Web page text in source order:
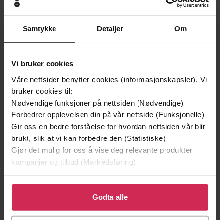
Samtykke Detaljer Om
Vi bruker cookies
Våre nettsider benytter cookies (informasjonskapsler). Vi
bruker cookies til:
Nødvendige funksjoner på nettsiden (Nødvendige)
Forbedrer opplevelsen din på vår nettside (Funksjonelle)
Gir oss en bedre forståelse for hvordan nettsiden vår blir
brukt, slik at vi kan forbedre den (Statistiske)
Gjør det mulig for oss å vise deg relevante produkter,
kampanjer og tilbud (Markedsføring)
Klikk på «Godta alle» for å gi oss ditt samtykke til å
bruke cookies for alle disse formålene. Du kan også
tilpasse ditt samtykke til spesifikke formål ved å klikke
Godta alle
Andre har også kjøpt
Vinner av Rivertonprisen
Minnesota
Utskudd